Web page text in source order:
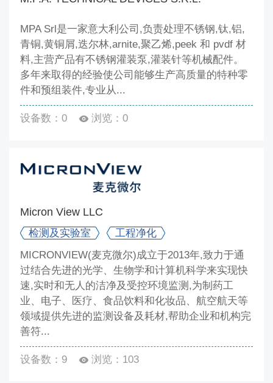
MPA Srl是一家意大利公司,负责处理不锈钢,钛,铝,
青铜,黄铜屑,迭尔林,arnite,聚乙烯,peek 和 pvdf 材
料,主营产品有不锈钢灌装泵,灌装针等机械配件。
多年来取得的经验使公司能够生产高质量的特种零
件和预组装件,专业从...
设备数：0 浏览：0
Micron View LLC
检测及实验室
工程净化
MICRONVIEW(麦克微尔)成立于2013年,致力于通
过结合先进的光学、生物学和计算机科学来实现快
速,实时和无人的洁净及受控环境监测,为制药工
业、电子、医疗、食品饮料和化妆品、航空航天等
领域提供先进的监测设备及耗材,帮助企业和机构完
善符...
设备数：9 浏览：103